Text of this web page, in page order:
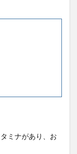
ミナがあり、お